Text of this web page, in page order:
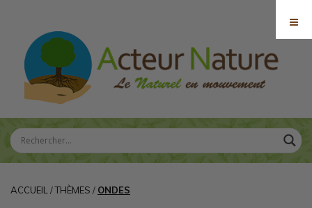
ACCUEIL /THÈMES / ONDES